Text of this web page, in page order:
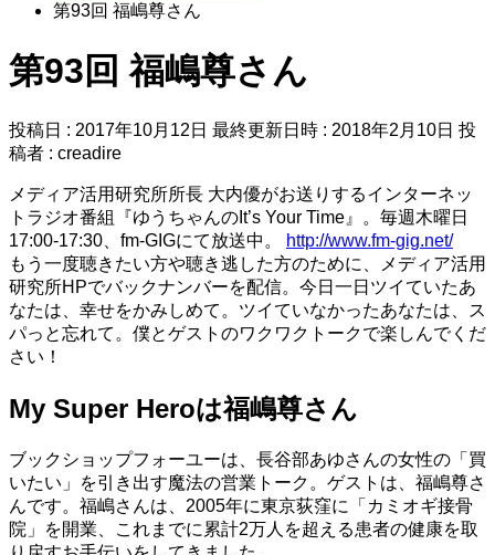
第93回 福嶋尊さん
第93回 福嶋尊さん
投稿日 : 2017年10月12日 最終更新日時 : 2018年2月10日 投
稿者 : creadire
メディア活用研究所所長 大内優がお送りするインターネッ
トラジオ番組『ゆうちゃんのIt’s Your Time』。毎週木曜日
17:00-17:30、fm-GIGにて放送中。
http://www.fm-gig.net/
もう一度聴きたい方や聴き逃した方のために、メディア活用
研究所HPでバックナンバーを配信。今日一日ツイていたあ
なたは、幸せをかみしめて。ツイていなかったあなたは、ス
パっと忘れて。僕とゲストのワクワクトークで楽しんでくだ
さい！
My Super Heroは福嶋尊さん
ブックショップフォーユーは、長谷部あゆさんの女性の「買
いたい」を引き出す魔法の営業トーク。ゲストは、福嶋尊さ
んです。福嶋さんは、2005年に東京荻窪に「カミオギ接骨
院」を開業、これまでに累計2万人を超える患者の健康を取